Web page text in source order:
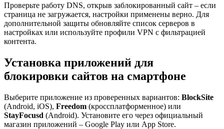
Проверьте работу DNS, открыв заблокированный сайт – если
страница не загружается, настройки применены верно. Для
дополнительной защиты обновляйте список серверов в
настройках или используйте профили VPN с фильтрацией
контента.
Установка приложений для
блокировки сайтов на смартфоне
Выберите приложение из проверенных вариантов: BlockSite
(Android, iOS), Freedom (кроссплатформенное) или
StayFocusd (Android). Установите его через официальный
магазин приложений – Google Play или App Store.